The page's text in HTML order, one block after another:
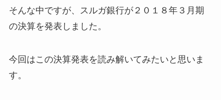
そんな中ですが、スルガ銀行が２０１８年３月期
の決算を発表しました。
今回はこの決算発表を読み解いてみたいと思いま
す。